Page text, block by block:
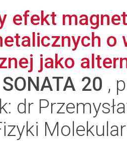
efekt
jako
SONATA 20 ,
dr